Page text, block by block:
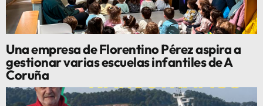
Una empresa de Florentino Pérez aspira a
gestionar varias escuelas infantiles de A
Coruña